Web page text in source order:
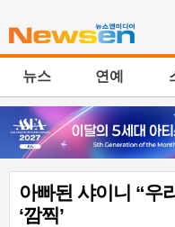
뉴스 연예
아빠된 샤이니 “우
‘깜찍’